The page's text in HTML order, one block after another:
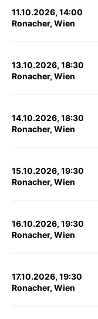
11.10.2026, 14:00
Ronacher, Wien
13.10.2026, 18:30
Ronacher, Wien
14.10.2026, 18:30
Ronacher, Wien
15.10.2026, 19:30
Ronacher, Wien
16.10.2026, 19:30
Ronacher, Wien
17.10.2026, 19:30
Ronacher, Wien